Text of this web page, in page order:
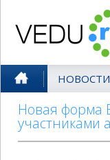
Новая форма
участниками